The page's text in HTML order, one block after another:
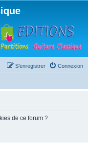
Connexion
S’enregistrer
de ce forum ?